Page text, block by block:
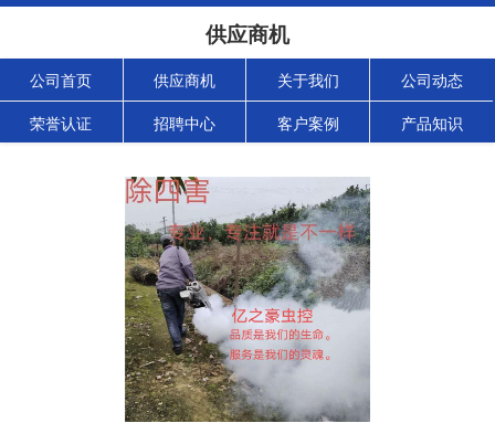
供应商机
公司首页 供应商机 关于我们 公司动态
荣誉认证 招聘中心 客户案例 产品知识